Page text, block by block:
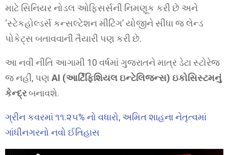
માટે સિનિયર નોડલ ઓફિસર્સની નિમણૂક કરી છે અને
‘સ્ટેકહોલ્ડર્સ કન્સલ્ટેશન મીટિંગ’ યોજીને સીધા જ લેન્ડ
પોકેટ્સ બતાવવાની તૈયારી પણ કરી છે.
આ નવી નીતિ આગામી 10 વર્ષમાં ગુજરાતને માત્ર ડેટા સ્ટોરેજ
જ નહીં, પણ AI (આર્ટિફિશિયલ ઇન્ટેલિજન્સ) ઇકોસિસ્ટમનું
કેન્દ્રબનાવશે.
ગ્રીન કવરમાં ૧૧.૨૫% નો વધારો, અમિત શાહના નેતૃત્વમાં
ગાંધીનગરનો નવો ઈતિહાસ